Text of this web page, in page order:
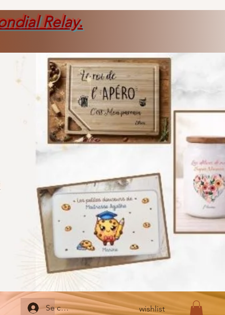
Relay.
Se connecter wishlist